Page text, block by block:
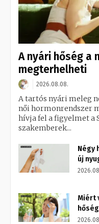
A nyári hőség a
megterhelheti
2026.08.08.
A tartós nyári meleg
női hormonrendszer
hívja fel a figyelmet a
szakemberek...
Négy
új
Miért